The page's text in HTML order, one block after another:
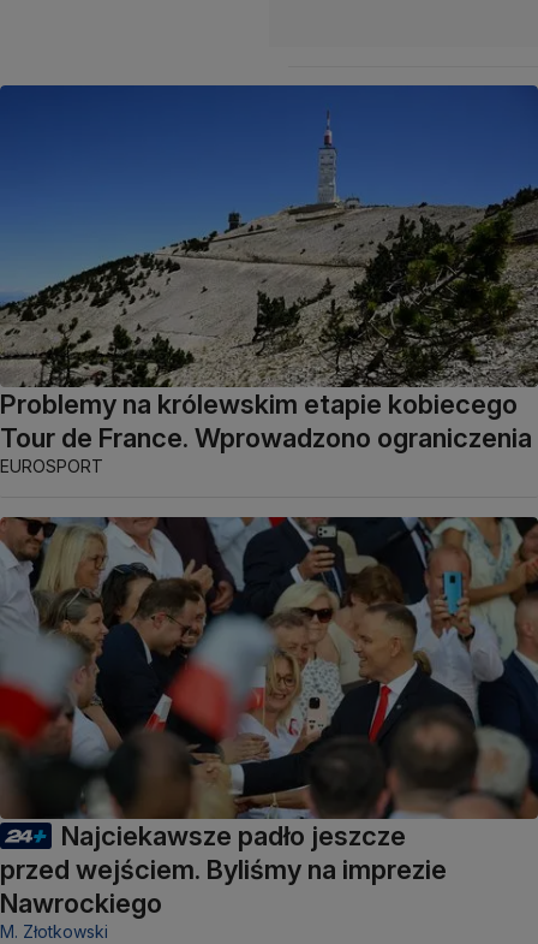
Problemy na królewskim etapie kobiecego
Tour de France. Wprowadzono ograniczenia
EUROSPORT
Najciekawsze padło jeszcze
przed wejściem. Byliśmy na imprezie
Nawrockiego
M. Złotkowski